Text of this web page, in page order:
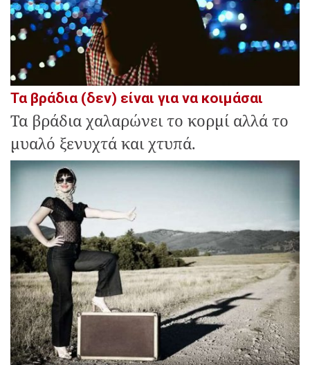
Τα βράδια (δεν) είναι για να κοιμάσαι
Τα βράδια χαλαρώνει το κορμί αλλά το
μυαλό ξενυχτά και χτυπά.